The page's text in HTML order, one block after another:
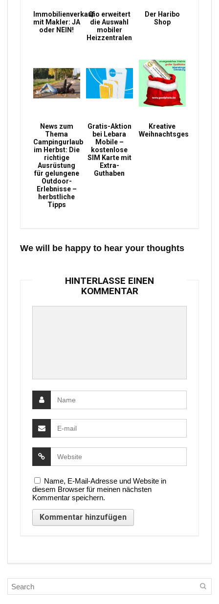
Immobilienverkauf
mit Makler: JA
oder NEIN!
Qio erweitert
die Auswahl
mobiler
Heizzentralen
Der Haribo
Shop
News zum
Thema
Campingurlaub
im Herbst: Die
richtige
Ausrüstung
für gelungene
Outdoor-
Erlebnisse –
herbstliche
Tipps
Gratis-Aktion
bei Lebara
Mobile –
kostenlose
SIM Karte mit
Extra-
Guthaben
Kreative
Weihnachtsgeschenke
We will be happy to hear your thoughts
HINTERLASSE EINEN
KOMMENTAR
Name, E-Mail-Adresse und Website in
diesem Browser für meinen nächsten
Kommentar speichern.